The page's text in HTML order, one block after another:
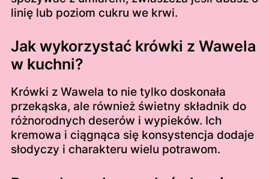
linię lub poziom cukru we krwi.
Jak wykorzystać krówki z Wawela
w kuchni?
Krówki z Wawela to nie tylko doskonała
przekąska, ale również świetny składnik do
różnorodnych deserów i wypieków. Ich
kremowa i ciągnąca się konsystencja dodaje
słodyczy i charakteru wielu potrawom.